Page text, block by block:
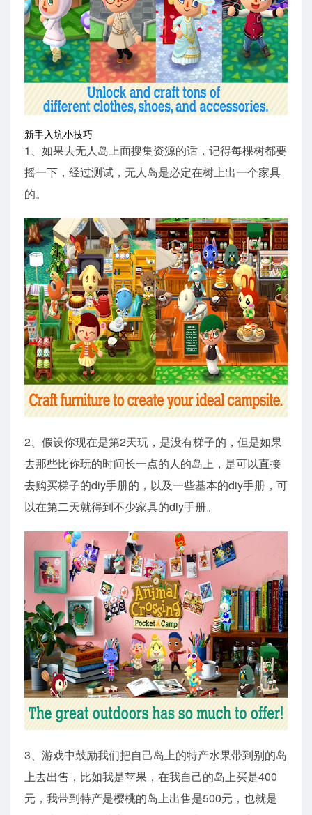
新手入坑小技巧
1、如果去无人岛上面搜集资源的话，记得每棵树都要
摇一下，经过测试，无人岛是必定在树上出一个家具
的。
2、假设你现在是第2天玩，是没有梯子的，但是如果
去那些比你玩的时间长一点的人的岛上，是可以直接
去购买梯子的diy手册的，以及一些基本的diy手册，可
以在第二天就得到不少家具的diy手册。
3、游戏中鼓励我们把自己岛上的特产水果带到别的岛
上去出售，比如我是苹果，在我自己的岛上买是400
元，我带到特产是樱桃的岛上出售是500元，也就是